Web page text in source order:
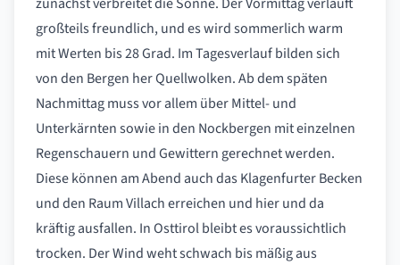
großteils freundlich, und es wird sommerlich warm
mit Werten bis 28 Grad. Im Tagesverlauf bilden sich
von den Bergen her Quellwolken. Ab dem späten
Nachmittag muss vor allem über Mittel- und
Unterkärnten sowie in den Nockbergen mit einzelnen
Regenschauern und Gewittern gerechnet werden.
Diese können am Abend auch das Klagenfurter Becken
und den Raum Villach erreichen und hier und da
kräftig ausfallen. In Osttirol bleibt es voraussichtlich
trocken. Der Wind weht schwach bis mäßig aus